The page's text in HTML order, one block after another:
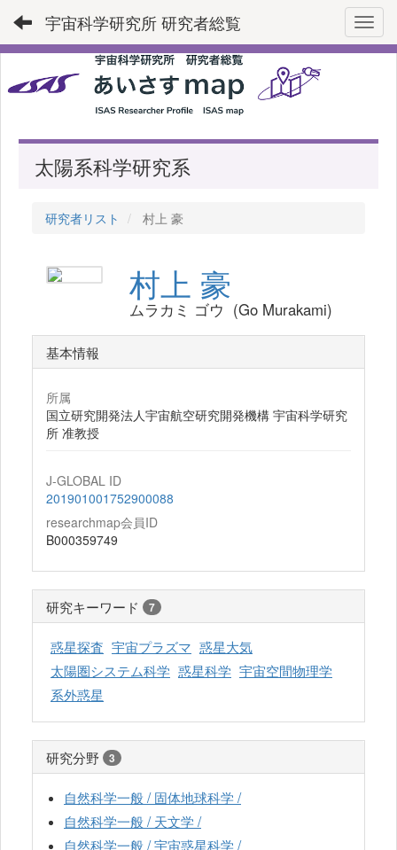
宇宙科学研究所 研究者総覧
太陽系科学研究系
研究者リスト 村上 豪
村上 豪
ムラカミ ゴウ (Go Murakami)
基本情報
所属
国立研究開発法人宇宙航空研究開発機構 宇宙科学研究
所 准教授
J-GLOBAL ID
201901001752900088
researchmap会員ID
B000359749
研究キーワード 7
惑星探査 宇宙プラズマ 惑星大気
太陽圏システム科学 惑星科学 宇宙空間物理学
系外惑星
研究分野 3
自然科学一般 / 固体地球科学 /
自然科学一般 / 天文学 /
自然科学一般 / 宇宙惑星科学 /